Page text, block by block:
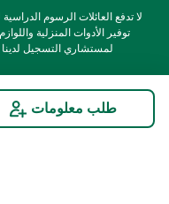
لا تدفع العائلات الرسوم
توفير الأدوات المنزلية
لمستشاري التسجيل لدينا
طلب معلومات